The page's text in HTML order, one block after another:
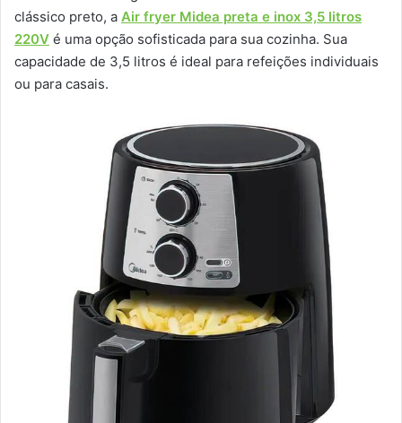
clássico preto, a Air fryer Midea preta e inox 3,5 litros
220V é uma opção sofisticada para sua cozinha. Sua
capacidade de 3,5 litros é ideal para refeições individuais
ou para casais.